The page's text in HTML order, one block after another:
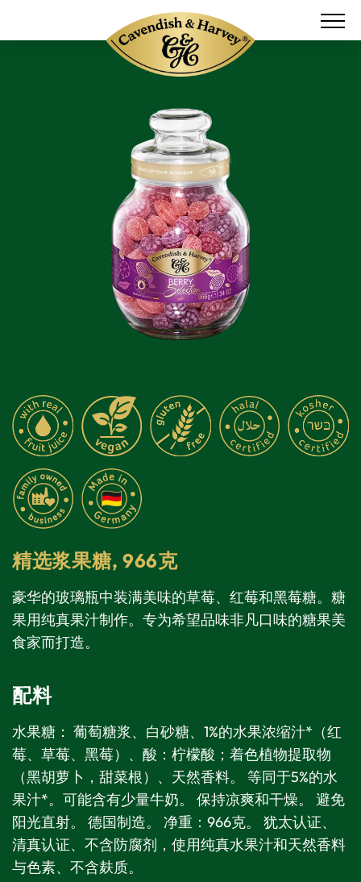
精选浆果糖,966克
豪华的玻璃瓶中装满美味的草莓、红莓和黑莓糖。糖
果用纯真果汁制作。专为希望品味非凡口味的糖果美
食家而打造。
配料
水果糖： 葡萄糖浆、白砂糖、1%的水果浓缩汁*（红
莓、草莓、黑莓）、酸：柠檬酸；着色植物提取物
（黑胡萝卜，甜菜根）、天然香料。 等同于5%的水
果汁*。可能含有少量牛奶。 保持凉爽和干燥。 避免
阳光直射。 德国制造。 净重：966克。 犹太认证、
清真认证、不含防腐剂，使用纯真水果汁和天然香料
与色素、不含麸质。